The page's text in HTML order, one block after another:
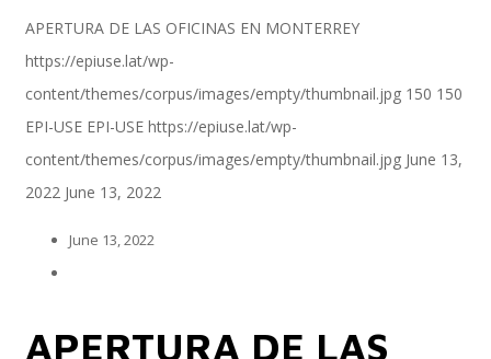
SAP S/4 HANA
EPI-US4HANA
APERTURA DE LAS OFICINAS EN MONTERREY
https://epiuse.lat/wp-
content/themes/corpus/images/empty/thumbnail.jpg 150 150
EPI-USE EPI-USE https://epiuse.lat/wp-
content/themes/corpus/images/empty/thumbnail.jpg June 13,
2022 June 13, 2022
June 13, 2022
APERTURA DE LAS